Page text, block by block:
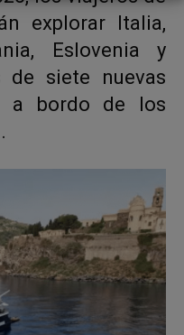
explorar Italia,
Eslovenia y
de siete nuevas
a bordo de los